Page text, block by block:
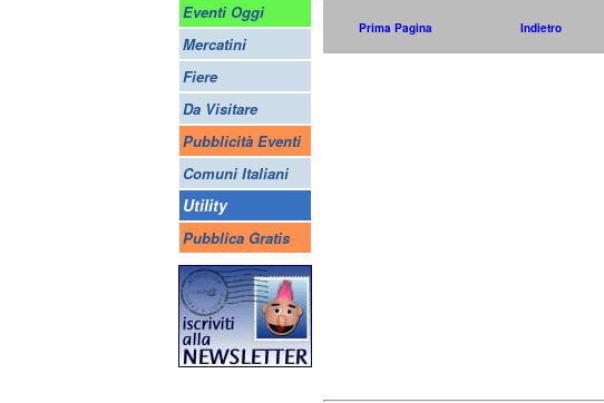
Eventi Oggi
Mercatini
Fiere
Da Visitare
Pubblicità Eventi
Comuni Italiani
Utility
Pubblica Gratis
Prima Pagina Indietro